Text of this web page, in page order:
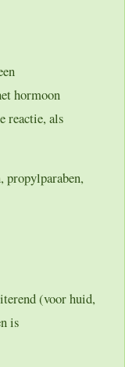
hormoon
reactie, als
propylparaben,
(voor huid,
is